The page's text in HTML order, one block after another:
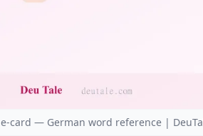
e-card — German word reference |